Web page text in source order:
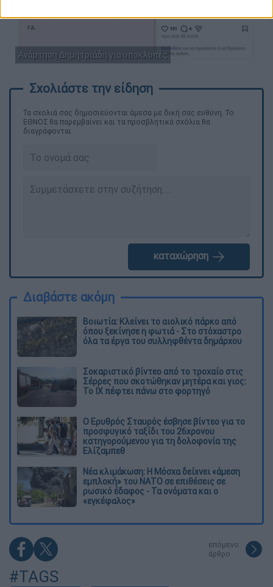
Ανάρτηση Δημητριάδη για υποκλοπές
Τα σχολιά σας δημοσιεύονται άμεσα με δική σας ευθύνη. Το
ΕΘΝΟΣ θα παρεμβαίνει και τα προσβλητικά σχόλια θα
διαγράφονται
καταχώρηση
Διαβάστε ακόμη
Βοιωτία: Κλείνει το αιολικό πάρκο από
όπου ξεκίνησε η φωτιά - Στο στόχαστρο
όλα τα έργα του συλληφθέντα δημάρχου
Σοκαριστικό βίντεο από το τροχαίο στις
Σέρρες που σκοτώθηκαν μητέρα και γιος:
Το ΙΧ πέφτει πάνω στο φορτηγό
Ο Ερυθρός Σταυρός έσβησε βίντεο για το
προσφυγικό ταξίδι του 26χρονου
κατηγορούμενου για τη δολοφονία της
Ελίζαμπεθ
Νέα κλιμάκωση: Η Μόσχα δείχνει «άμεση
εμπλοκή» του ΝΑΤΟ σε επιθέσεις σε
ρωσικό έδαφος - Τα ονόματα και ο
«εγκέφαλος»
επόμενο
άρθρο
#TAGS